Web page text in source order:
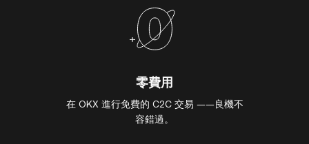
零費用
在 OKX 進行免費的 C2C 交易 ——良機不
容錯過。